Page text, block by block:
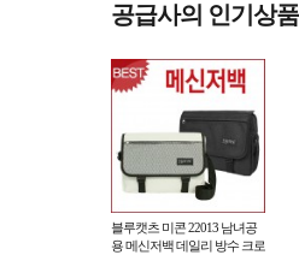
공급사의 인기상품
블루캣츠 미콘 22013 남녀공
용 메신저백 데일리 방수 크로